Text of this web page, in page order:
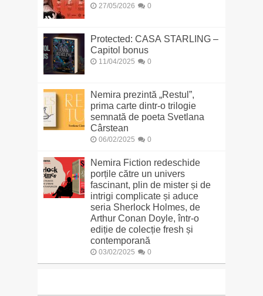
27/05/2026 0
Protected: CASA STARLING –
Capitol bonus
11/04/2025 0
Nemira prezintă „Restul”,
prima carte dintr-o trilogie
semnată de poeta Svetlana
Cârstean
06/02/2025 0
Nemira Fiction redeschide
porțile către un univers
fascinant, plin de mister și de
intrigi complicate și aduce
seria Sherlock Holmes, de
Arthur Conan Doyle, într-o
ediție de colecție fresh și
contemporană
03/02/2025 0